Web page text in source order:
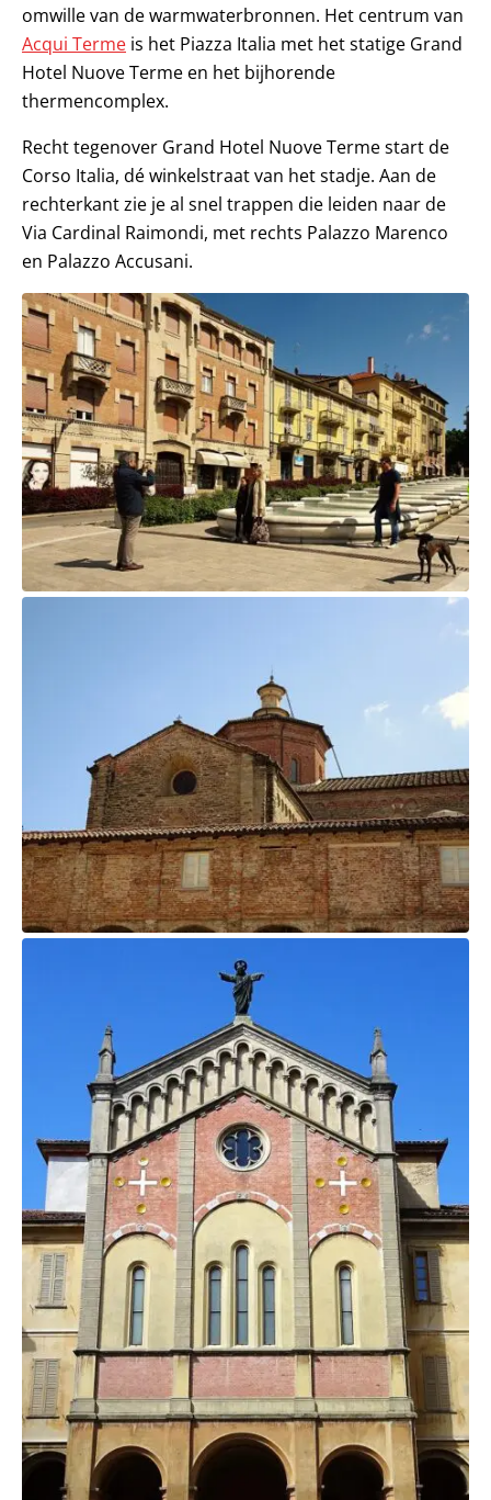
omwille van de warmwaterbronnen. Het centrum van
Acqui Terme is het Piazza Italia met het statige Grand
Hotel Nuove Terme en het bijhorende
thermencomplex.
Recht tegenover Grand Hotel Nuove Terme start de
Corso Italia, dé winkelstraat van het stadje. Aan de
rechterkant zie je al snel trappen die leiden naar de
Via Cardinal Raimondi, met rechts Palazzo Marenco
en Palazzo Accusani.